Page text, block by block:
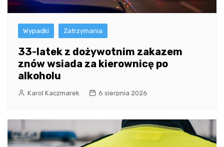
Wypadki Zatrzymania
33-latek z dożywotnim zakazem
znów wsiada za kierownicę po
alkoholu
Karol Kaczmarek 6 sierpnia 2026